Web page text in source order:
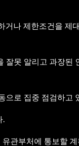
나 제한조건을 제
못 알리고 과장된
으로 집중 점검하고
.
관부처에 통보할 계